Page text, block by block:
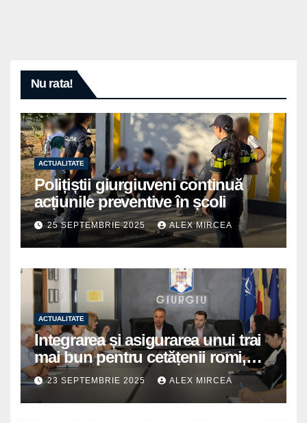
Nu rata!
ACTUALITATE
Polițiștii giurgiuveni continuă
acțiunile preventive în școli
25 SEPTEMBRIE 2025 ALEX MIRCEA
ACTUALITATE
Integrarea și asigurarea unui trai
mai bun pentru cetățenii romi,
prioritate pentru instituțiile
publice giurgiuvene
23 SEPTEMBRIE 2025 ALEX MIRCEA